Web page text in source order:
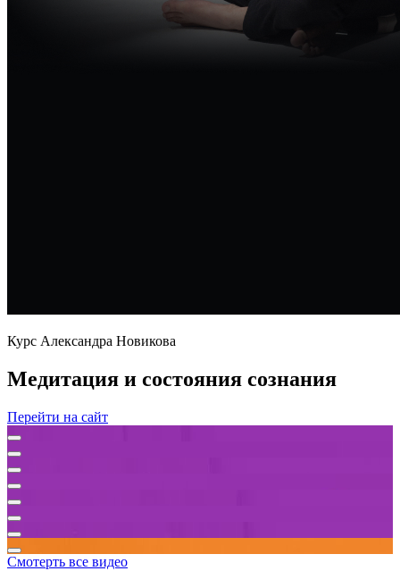
Курс Александра Новикова
Медитация и состояния сознания
Перейти на сайт
Смотерть все видео